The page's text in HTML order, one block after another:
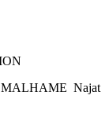
Najat